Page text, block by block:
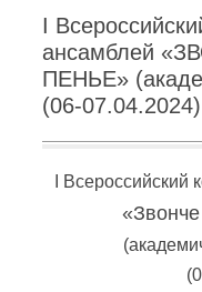
I
ансамблей
ПЕНЬЕ»
(06-07.04.2024)
I Всероссийский